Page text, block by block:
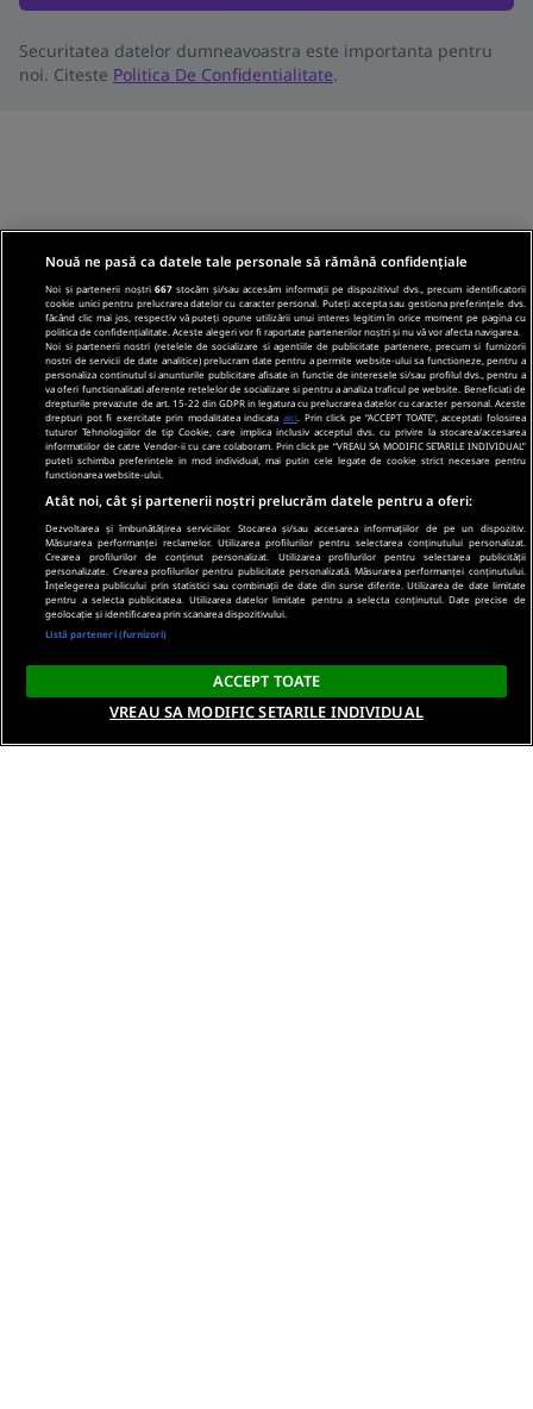
Securitatea datelor dumneavoastra este importanta pentru
noi. Citeste Politica De Confidentialitate.
Nouă ne pasă ca datele tale personale să rămână confidențiale
Noi și partenerii noștri667 stocăm și/sau accesăm informații pe dispozitivul dvs., precum identificatorii
cookie unici pentru prelucrarea datelor cu caracter personal. Puteți accepta sau gestiona preferințele dvs.
făcând clic mai jos, respectiv vă puteți opune utilizării unui interes legitim în orice moment pe pagina cu
politica de confidențialitate. Aceste alegeri vor fi raportate partenerilor noștri și nu vă vor afecta navigarea.
Noi si partenerii nostri (retelele de socializare si agentiile de publicitate partenere, precum si furnizorii
nostri de servicii de date analitice) prelucram date pentru a permite website-ului sa functioneze, pentru a
personaliza continutul si anunturile publicitare afisate in functie de interesele si/sau profilul dvs., pentru a
va oferi functionalitati aferente retelelor de socializare si pentru a analiza traficul pe website. Beneficiati de
drepturile prevazute de art. 15-22 din GDPR in legatura cu prelucrarea datelor cu caracter personal. Aceste
drepturi pot fi exercitate prin modalitatea indicata aici . Prin click pe “ACCEPT TOATE”, acceptati folosirea
tuturor Tehnologiilor de tip Cookie, care implica inclusiv acceptul dvs. cu privire la stocarea/accesarea
informatiilor de catre Vendor-ii cu care colaboram. Prin click pe “VREAU SA MODIFIC SETARILE INDIVIDUAL”
puteti schimba preferintele in mod individual, mai putin cele legate de cookie strict necesare pentru
functionarea website-ului.
Atât noi, cât și partenerii noștri prelucrăm datele pentru a oferi:
Dezvoltarea și îmbunătățirea serviciilor. Stocarea și/sau accesarea informațiilor de pe un dispozitiv.
Măsurarea performanței reclamelor. Utilizarea profilurilor pentru selectarea conținutului personalizat.
Crearea profilurilor de conținut personalizat. Utilizarea profilurilor pentru selectarea publicității
personalizate. Crearea profilurilor pentru publicitate personalizată. Măsurarea performanței conținutului.
Înțelegerea publicului prin statistici sau combinații de date din surse diferite. Utilizarea de date limitate
pentru a selecta publicitatea. Utilizarea datelor limitate pentru a selecta conținutul. Date precise de
geolocație și identificarea prin scanarea dispozitivului.
Listă parteneri (furnizori)
ACCEPT TOATE
VREAU SA MODIFIC SETARILE INDIVIDUAL